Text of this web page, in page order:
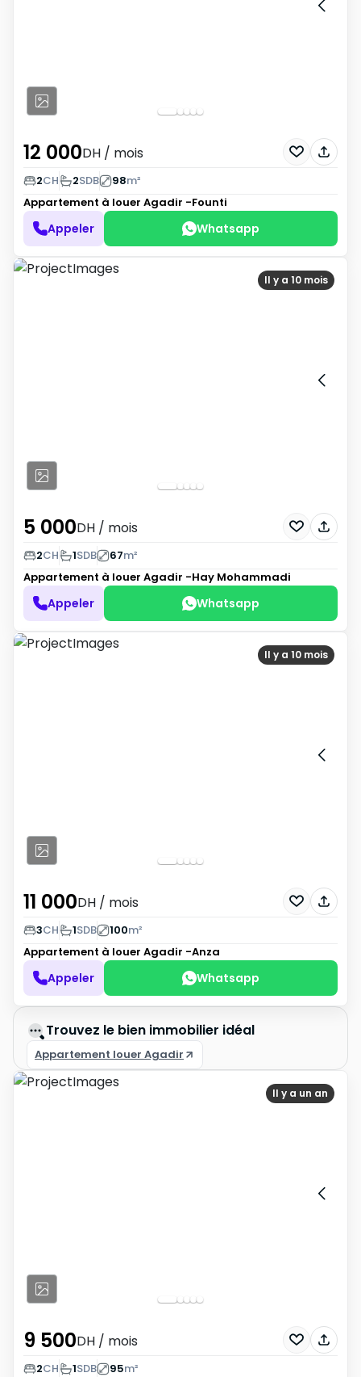
12 000DH / mois
2CH 2SDB 98m²
Appartement à louer Agadir -Founti
Appeler Whatsapp
Il y a 10 mois
5 000DH / mois
2CH 1SDB 67m²
Appartement à louer Agadir -Hay Mohammadi
Appeler Whatsapp
Il y a 10 mois
11 000DH / mois
3CH 1SDB 100m²
Appartement à louer Agadir -Anza
Appeler Whatsapp
Trouvez le bien immobilier idéal
Appartement louer Agadir
Il y a un an
9 500DH / mois
2CH 1SDB 95m²